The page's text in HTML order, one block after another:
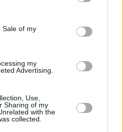
and its third-party tags to
purposes in below Google
Sale of my
my
Advertising.
Use,
Sharing of my
with the
collected.
μου δεν ήθελε να
δεν ήθελε να φύγω από το
είχαμε μια ιδιαίτερη